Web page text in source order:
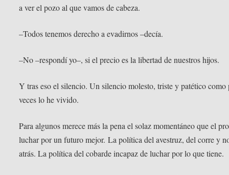
a ver el pozo al que vamos de cabeza.
–Todos tenemos derecho a evadirnos –decía.
–No –respondí yo–, si el precio es la libertad de nuestros hijos.
Y tras eso el silencio. Un silencio molesto, triste y patético como
veces lo he vivido.
Para algunos merece más la pena el solaz momentáneo que el
luchar por un futuro mejor. La política del avestruz, del corre y
atrás. La política del cobarde incapaz de luchar por lo que tiene.